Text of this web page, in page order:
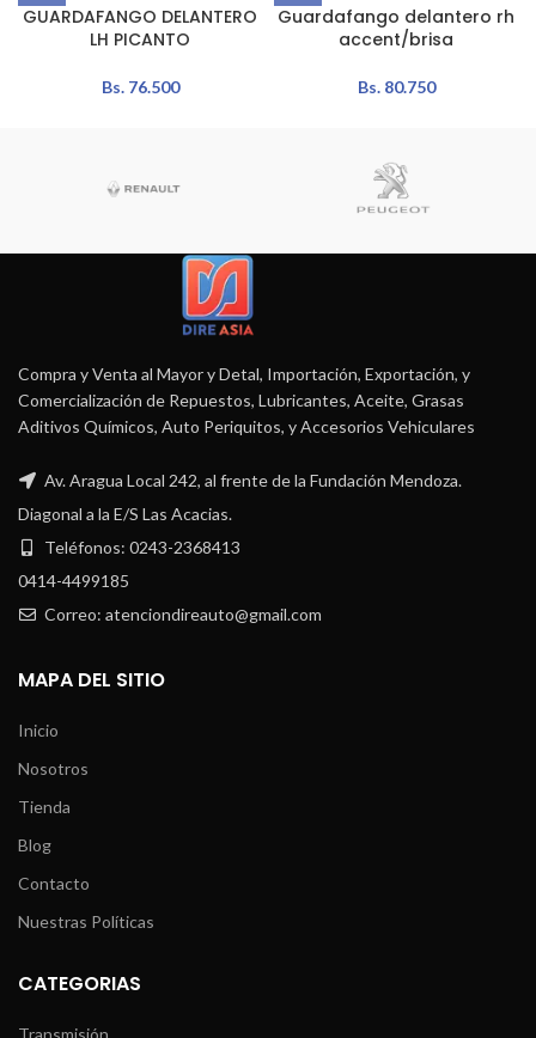
GUARDAFANGO DELANTERO
LH PICANTO
Bs.76.500
Guardafango delantero rh
accent/brisa
Bs.80.750
Compra y Venta al Mayor y Detal, Importación, Exportación, y
Comercialización de Repuestos, Lubricantes, Aceite, Grasas
Aditivos Químicos, Auto Periquitos, y Accesorios Vehiculares
Av. Aragua Local 242, al frente de la Fundación Mendoza.
Diagonal a la E/S Las Acacias.
Teléfonos: 0243-2368413
0414-4499185
Correo: atenciondireauto@gmail.com
MAPA DEL SITIO
Inicio
Nosotros
Tienda
Blog
Contacto
Nuestras Políticas
CATEGORIAS